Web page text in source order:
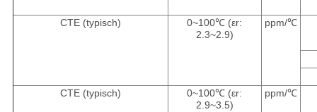
CTE (typisch)
0~100℃ (εr:
2.3~2.9)
ppm/℃
CTE (typisch)
0~100℃ (εr:
2.9~3.5)
ppm/℃